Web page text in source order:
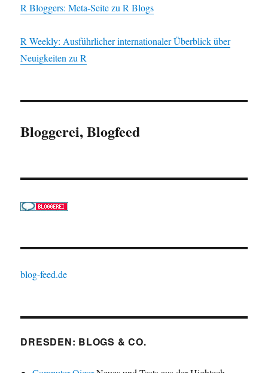
R Bloggers: Meta-Seite zu R Blogs
R Weekly: Ausführlicher internationaler Überblick über
Neuigkeiten zu R
Bloggerei, Blogfeed
blog-feed.de
DRESDEN: BLOGS & CO.